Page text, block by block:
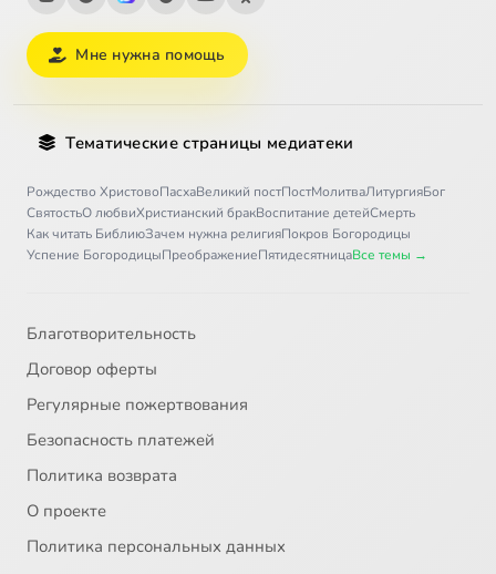
Мне нужна помощь
Тематические страницы медиатеки
Рождество ХристовоПасхаВеликий постПостМолитваЛитургияБог
СвятостьО любвиХристианский бракВоспитание детейСмерть
Как читать БиблиюЗачем нужна религияПокров Богородицы
Успение БогородицыПреображениеПятидесятницаВсе темы →
Благотворительность
Договор оферты
Регулярные пожертвования
Безопасность платежей
Политика возврата
О проекте
Политика персональных данных